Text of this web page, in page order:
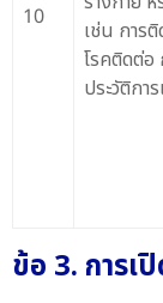
10
เช่น การ
โรคติดต่
ประวัติกา
ข้อ 3. การ